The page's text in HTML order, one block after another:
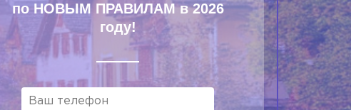
по НОВЫМ ПРАВИЛАМ в 2026
году!